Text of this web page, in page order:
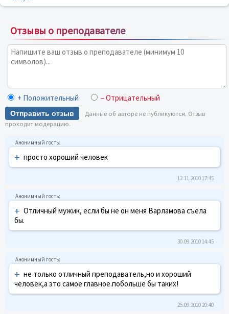
Отзывы о преподавателе
+ Положительный – Отрицательный
Отправить отзыв
Данные об авторе не публикуются. Отзыв
проходит модерацию.
+ просто хороший человек
12.11.2010 17:45
+ Отличный мужик, если бы не он меня Варламова съела
бы.
30.09.2010 14:45
+ не только отличный преподаватель,но и хороший
человек,а это самое главное.побольше бы таких!
25.09.2010 20:40